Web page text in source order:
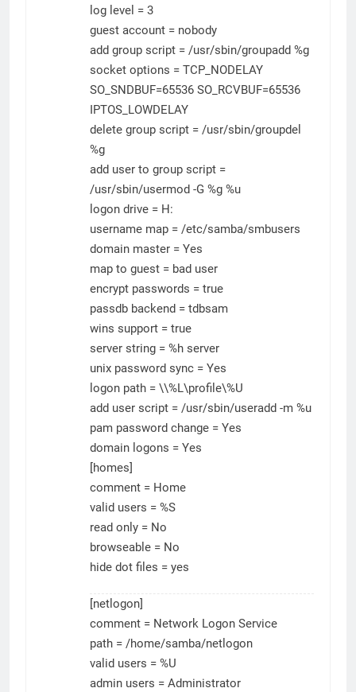
log level = 3
guest account = nobody
add group script = /usr/sbin/groupadd %g
socket options = TCP_NODELAY
SO_SNDBUF=65536 SO_RCVBUF=65536
IPTOS_LOWDELAY
delete group script = /usr/sbin/groupdel
%g
add user to group script =
/usr/sbin/usermod -G %g %u
logon drive = H:
username map = /etc/samba/smbusers
domain master = Yes
map to guest = bad user
encrypt passwords = true
passdb backend = tdbsam
wins support = true
server string = %h server
unix password sync = Yes
logon path = \\%L\profile\%U
add user script = /usr/sbin/useradd -m %u
pam password change = Yes
domain logons = Yes
[homes]
comment = Home
valid users = %S
read only = No
browseable = No
hide dot files = yes
[netlogon]
comment = Network Logon Service
path = /home/samba/netlogon
valid users = %U
admin users = Administrator